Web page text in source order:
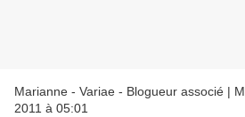
Marianne - Variae - Blogueur associé |
2011 à 05:01